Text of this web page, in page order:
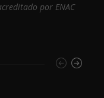
por ENAC